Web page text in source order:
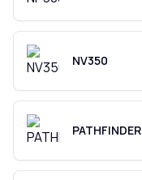
NV350
PATHFINDER